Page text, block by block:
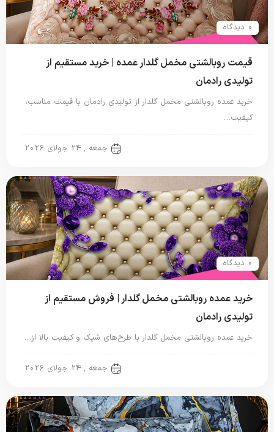
0 دیدگاه
قیمت روبالشتی مخمل گلدار عمده | خرید مستقیم از
تولیدی رادمان
خرید عمده روبالشتی مخمل گلدار از تولیدی رادمان با قیمت مناسب،
کیفیت…
جمعه , 24 جولای 2026
0 دیدگاه
خرید عمده روبالشتی مخمل گلدار | فروش مستقیم از
تولیدی رادمان
خرید عمده روبالشتی مخمل گلدار با طرح‌های شیک و کیفیت بالا از…
جمعه , 24 جولای 2026